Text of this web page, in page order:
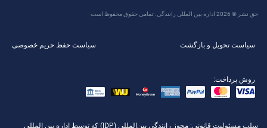
حق نشر © 2026 اداره بین المللی رانندگی. تمامی حقوق محفوظ است
سیاست تحویل و بازگشت سیاست حفظ حریم خصوصی
روش پرداخت:
سلب مسئولیت قانونی : مجوز رانندگی بین‌المللی (IDP) که توسط اداره بین المللی